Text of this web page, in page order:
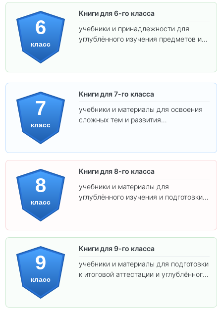
6
класс
Книги для 6-го класса
учебники и принадлежности для
углублённого изучения предметов и
7
класс
Книги для 7-го класса
учебники и материалы для освоения
сложных тем и развития
8
класс
Книги для 8-го класса
учебники и материалы для
углублённого изучения и подготовки к
9
класс
Книги для 9-го класса
учебники и материалы для подготовки
к итоговой аттестации и углублённого